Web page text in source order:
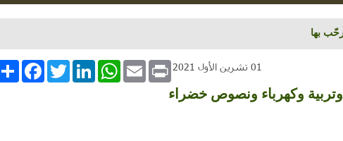
بالبشرية
انشر
FacebookTwitterLinkedInWhatsApp Email Print 01 تشرين الأول 2021
وكهرباء ونصوص خضراء